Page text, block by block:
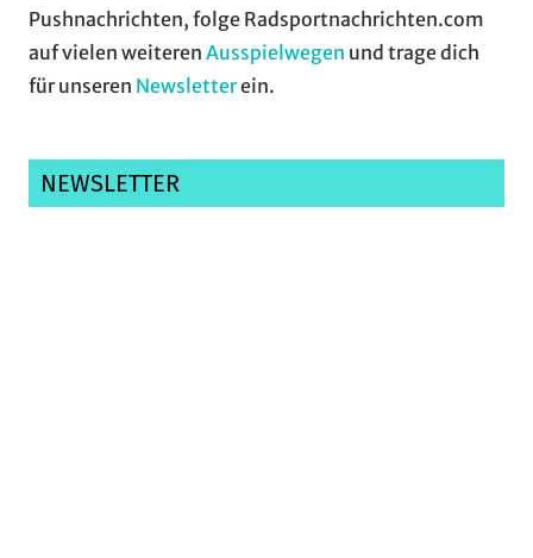
Pushnachrichten, folge Radsportnachrichten.com
auf vielen weiteren Ausspielwegen und trage dich
für unseren Newsletterein.
NEWSLETTER